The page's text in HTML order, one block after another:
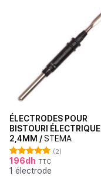
ÉLECTRODES POUR
BISTOURI ÉLECTRIQUE
2,4MM /STEMA
Note5.00
sur 5
(2)
196dh TTC
1 électrode